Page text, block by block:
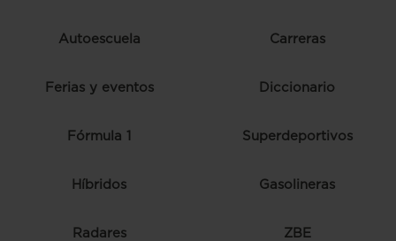
Autoescuela Carreras
Ferias y eventos Diccionario
Fórmula 1 Superdeportivos
Híbridos Gasolineras
Radares ZBE